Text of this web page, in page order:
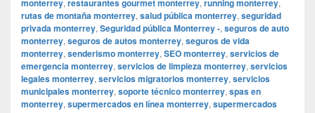
monterrey, restaurantes gourmet monterrey, running monterrey,
rutas de montaña monterrey, salud pública monterrey, seguridad
privada monterrey, Seguridad pública Monterrey -, seguros de auto
monterrey, seguros de autos monterrey, seguros de vida
monterrey, senderismo monterrey, SEO monterrey, servicios de
emergencia monterrey, servicios de limpieza monterrey, servicios
legales monterrey, servicios migratorios monterrey, servicios
municipales monterrey, soporte técnico monterrey, spas en
monterrey, supermercados en línea monterrey, supermercados